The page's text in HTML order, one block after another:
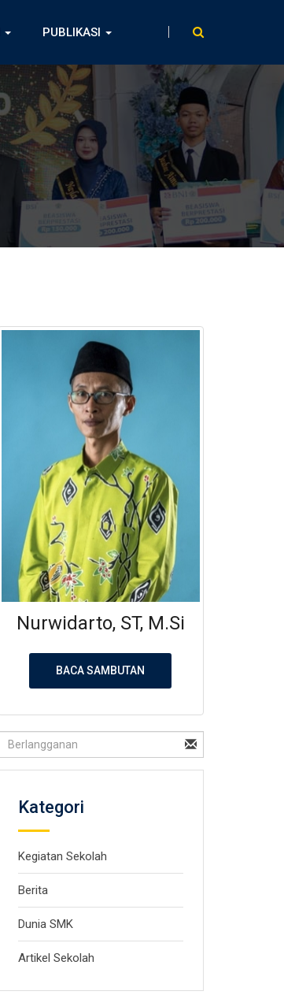
PUBLIKASI
Nurwidarto, ST, M.Si
BACA SAMBUTAN
Kategori
Kegiatan Sekolah
Berita
Dunia SMK
Artikel Sekolah